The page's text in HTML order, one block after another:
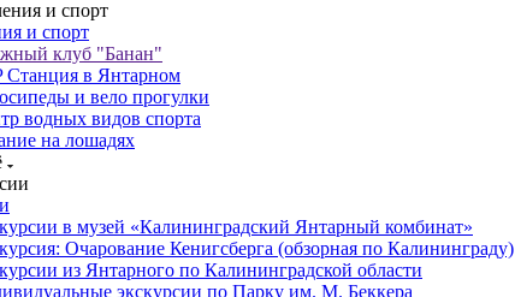
и спорт
клуб "Банан"
Станция в Янтарном
и вело прогулки
водных видов спорта
на лошадях
в музей «Калининградский Янтарный комбинат»
Очарование Кенигсберга (обзорная по Калининграду)
из Янтарного по Калининградской области
экскурсии по Парку им. М. Беккера